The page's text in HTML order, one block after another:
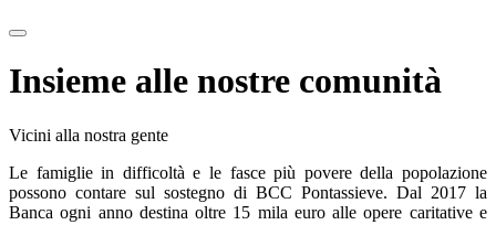
Insieme alle nostre comunità
Vicini alla nostra gente
Le famiglie in difficoltà e le fasce più povere della popolazione
possono contare sul sostegno di BCC Pontassieve. Dal 2017 la
Banca ogni anno destina oltre 15 mila euro alle opere caritative e